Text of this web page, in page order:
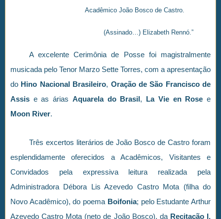
Acadêmico João Bosco de Castro.
(Assinado…) Elizabeth Rennó.”
A excelente Cerimônia de Posse foi magistralmente
musicada pelo Tenor Marzo Sette Torres, com a apresentação
do Hino Nacional Brasileiro, Oração de São Francisco de
Assis e as árias Aquarela do Brasil, La Vie en Rose e
Moon River.
Três excertos literários de João Bosco de Castro foram
esplendidamente oferecidos a Acadêmicos, Visitantes e
Convidados pela expressiva leitura realizada pela
Administradora Débora Lis Azevedo Castro Mota (filha do
Novo Acadêmico), do poema Boifonia; pelo Estudante Arthur
Azevedo Castro Mota (neto de João Bosco), da Recitação I.